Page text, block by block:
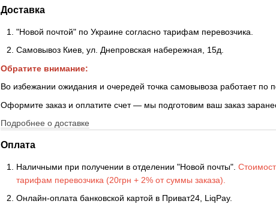
Доставка
"Новой почтой" по Украине согласно тарифам перевозчика.
Самовывоз Киев, ул. Днепровская набережная, 15д.
Обратите внимание:
Во избежании ожидания и очередей точка самовывоза работает по
Оформите заказ и оплатите счет — мы подготовим ваш заказ
Подробнее о доставке
Оплата
Наличными при получении в отделении "Новой почты".
тарифам перевозчика (20грн + 2% от суммы заказа).
Онлайн-оплата банковской картой в Приват24, LiqPay.